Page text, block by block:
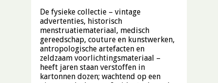
De fysieke collectie – vintage
advertenties, historisch
menstruatiemateriaal, medisch
gereedschap, couture en kunstwerken,
antropologische artefacten en
zeldzaam voorlichtingsmateriaal –
heeft jaren staan verstoffen in
kartonnen dozen; wachtend op een